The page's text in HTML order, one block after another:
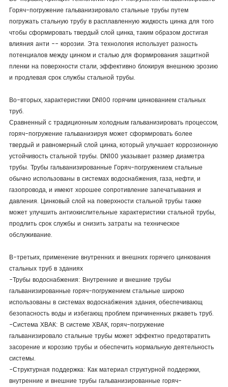
Горяч-погружение гальванизировало стальные трубы путем
погружать стальную трубу в расплавленную жидкость цинка для того
чтобы сформировать твердый слой цинка, таким образом достигая
влияния анти -- корозии. Эта технология использует разность
потенциалов между цинком и сталью для формирования защитной
пленки на поверхности стали, эффективно блокируя внешнюю эрозию
и продлевая срок службы стальной трубы.
Во-вторых, характеристики DN100 горячим цинкованием стальных
труб.
Сравненный с традиционным холодным гальванизировать процессом,
горяч-погружение гальванизируя может сформировать более
твердый и равномерный слой цинка, который улучшает коррозионную
устойчивость стальной трубы. DN100 указывает размер диаметра
трубы. Трубы гальванизированные Горяч-погружением стальные
обычно использованы в системах водоснабжения, газа, нефти, и
газопровода, и имеют хорошее сопротивление запечатывания и
давления. Цинковый слой на поверхности стальной трубы также
может улучшить антиокислительные характеристики стальной трубы,
продлить срок службы и снизить затраты на техническое
обслуживание.
В-третьих, применение внутренних и внешних горячего цинкования
стальных труб в зданиях
-Трубы водоснабжения: Внутренние и внешние трубы
гальванизированные горяч-погружением стальные широко
использованы в системах водоснабжения здания, обеспечивающ
безопасность воды и избегающ проблем причиненных ржаветь труб.
-Система ХВАК: В системе ХВАК, горяч-погружение
гальванизировало стальные трубы может эффектно предотвратить
засорение и корозию трубы и обеспечить нормальную деятельность
системы.
-Структурная поддержка: Как материал структурной поддержки,
внутренние и внешние трубы гальванизированные горяч-